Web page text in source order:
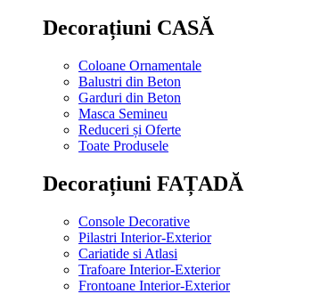
Decorațiuni CASĂ
Coloane Ornamentale
Balustri din Beton
Garduri din Beton
Masca Semineu
Reduceri și Oferte
Toate Produsele
Decorațiuni FAȚADĂ
Console Decorative
Pilastri Interior-Exterior
Cariatide si Atlasi
Trafoare Interior-Exterior
Frontoane Interior-Exterior